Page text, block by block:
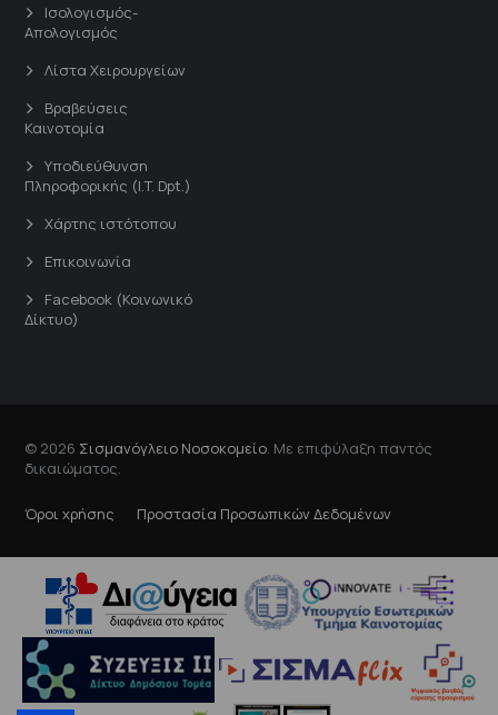
Ισολογισμός-
Απολογισμός
Λίστα Χειρουργείων
Βραβεύσεις
Καινοτομία
Υποδιεύθυνση
Πληροφορικής (I.T. Dpt.)
Χάρτης ιστότοπου
Επικοινωνία
Facebook (Κοινωνικό
Δίκτυο)
© 2026 Σισμανόγλειο Νοσοκομείο . Με επιφύλαξη παντός
δικαιώματος.
Όροι χρήσης Προστασία Προσωπικών Δεδομένων